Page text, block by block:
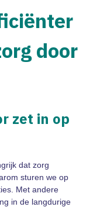
door
zet in op
dat zorg
sturen we op
Met andere
in de langdurige